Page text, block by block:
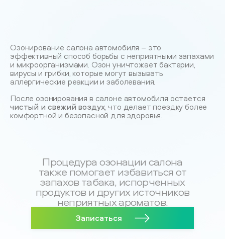
Озонирование салона автомобиля – это
эффективный способ борьбы с неприятными запахами
и микроорганизмами. Озон уничтожает бактерии,
вирусы и грибки, которые могут вызывать
аллергические реакции и заболевания.
После озонирования в салоне автомобиля остается
чистый и свежий воздух, что делает поездку более
комфортной и безопасной для здоровья.
Процедура озонации салона
также помогает избавиться от
запахов табака, испорченных
продуктов и других источников
неприятных ароматов.
Записаться